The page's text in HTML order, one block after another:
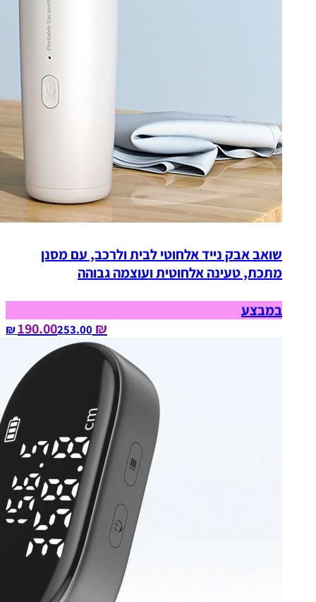
שואב אבק נייד אלחוטי לבית ולרכב, עם מסנן
מתכת, טעינה אלחוטית ועוצמה גבוהה
במבצע
₪ 190.00
253.00‏ ₪